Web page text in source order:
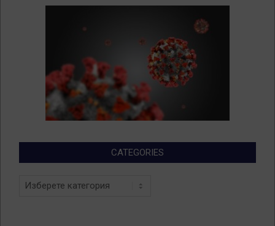
CATEGORIES
Categories